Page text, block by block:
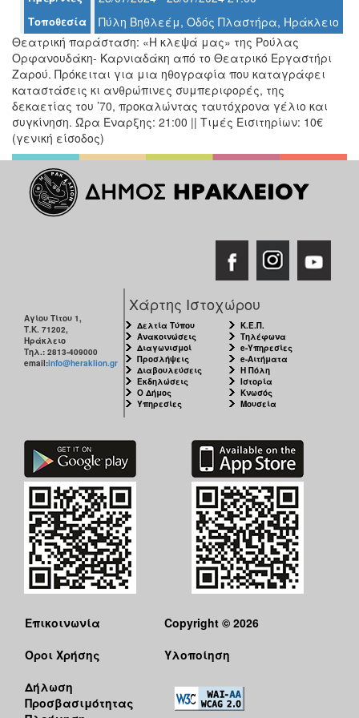
ΤΟΠΟΣ
ΜΑΣ
ΔΗΜΟΣ
ΠΟΛΙΤΙΣΜΟΣ
ΑΝΘΕΚΤΙΚΗ
Τοποθεσία
Πύλη Βηθλεέμ, Οδός Πλαστήρα, Ηράκλειο
Θεατρική παράσταση: «Η κλεψά μας» της Ρούλας
Ορφανουδάκη- Καρνιαδάκη από το Θεατρικό Εργαστήρι
Ζαρού. Πρόκειται για μια ηθογραφία που καταγράφει
καταστάσεις κι ανθρώπινες συμπεριφορές, της
δεκαετίας του ’70, προκαλώντας ταυτόχρονα γέλιο και
συγκίνηση. Ώρα Έναρξης: 21:00 || Τιμές Εισιτηρίων: 10€
(γενική είσοδος)
Αγίου Τίτου 1,
Τ.Κ. 71202,
Ηράκλειο
Τηλ.: 2813-409000
email:info@heraklion.gr
Χάρτης Ιστοχώρου
Δελτία Τύπου
Ανακοινώσεις
Διαγωνισμοί
Προσλήψεις
Διαβουλεύσεις
Εκδηλώσεις
Ο Δήμος
Υπηρεσίες
Κ.Ε.Π.
Τηλέφωνα
e-Υπηρεσίες
e-Αιτήματα
Η Πόλη
Ιστορία
Κνωσός
Μουσεία
Επικοινωνία
Όροι Χρήσης
Δήλωση
Προσβασιμότητας
Copyright © 2026
Υλοποίηση